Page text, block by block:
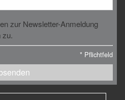
zur Newsletter-Anmeldung
zu.
* Pflichtfeld